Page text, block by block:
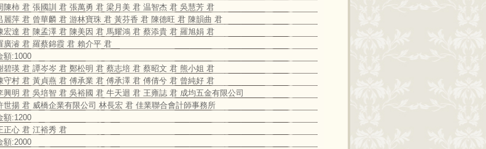
陳柿 君 張國訓 君 張萬勇 君 梁月美 君 温智杰 君 吳慧芳 君
麗萍 君 曾華麟 君 游林寶珠 君 黃芬香 君 陳德旺 君 陳韻曲 君
宏達 君 陳孟澤 君 陳美因 君 馬耀鴻 君 蔡添貴 君 羅旭娟 君
廣濬 君 羅蔡錦霞 君 賴介平 君
額:1000
碧瑛 君 譚岑岑 君 鄭松明 君 蔡志培 君 蔡昭文 君 熊小姐 君
守村 君 黃貞燕 君 傅承業 君 傅承澤 君 傅倩兮 君 曾純好 君
興明 君 吳培智 君 吳裕國 君 牛天迴 君 王雍誌 君 成均五金有限公司
世揚 君 威橋企業有限公司 林長宏 君 佳業聯合會計師事務所
額:1200
正心 君 江裕秀 君
額:2000